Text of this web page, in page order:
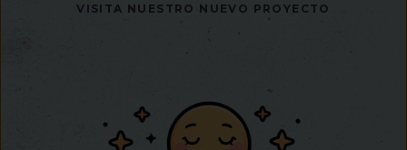
VISITA NUESTRO NUEVO PROYECTO